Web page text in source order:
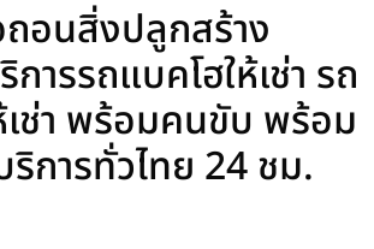
ถอนสิ่งปลูกสร้าง
การรถแบคโฮให้เช่า รถ
เช่า พร้อมคนขับ พร้อม
การทั่วไทย 24 ชม.